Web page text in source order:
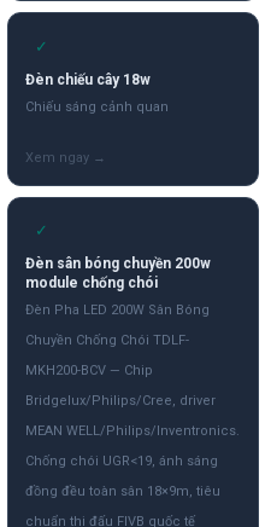
✓
Đèn chiếu cây 18w
Chiếu sáng cảnh quan
✓
Đèn sân bóng chuyền 200w
module chống chói
Đèn Pha LED 200W Sân Bóng
Chuyền Chống Chói TDLF-
MKH200-BCV — Chip
Bridgelux/Philips/Cree, driver
MEAN WELL/Philips/Inventronics.
Chống chói UGR<19, ánh sáng
đồng đều toàn sân 18×9m, tiêu
chuẩn thi đấu FIVB quốc tế